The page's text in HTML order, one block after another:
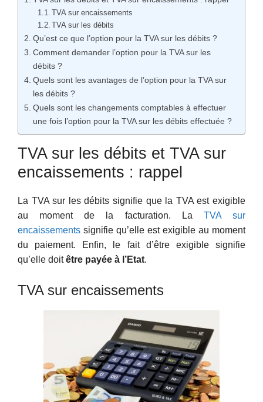
TVA sur encaissements
TVA sur les débits
Qu’est ce que l’option pour la TVA sur les débits ?
Comment demander l’option pour la TVA sur les
débits ?
Quels sont les avantages de l’option pour la TVA sur
les débits ?
Quels sont les changements comptables à effectuer
une fois l’option pour la TVA sur les débits effectuée ?
TVA sur les débits et TVA sur
encaissements : rappel
La TVA sur les débits signifie que la TVA est exigible
au moment de la facturation. La TVA sur
encaissements signifie qu’elle est exigible au moment
du paiement. Enfin, le fait d’être exigible signifie
qu’elle doitêtre payée à l’Etat.
TVA sur encaissements